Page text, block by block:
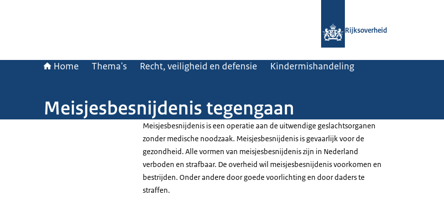
Rijksoverheid
Home Thema's Recht, veiligheid en defensie Kindermishandeling
Meisjesbesnijdenis tegengaan
Meisjesbesnijdenis is een operatie aan de uitwendige geslachtsorganen
zonder medische noodzaak. Meisjesbesnijdenis is gevaarlijk voor de
gezondheid. Alle vormen van meisjesbesnijdenis zijn in Nederland
verboden en strafbaar. De overheid wil meisjesbesnijdenis voorkomen en
bestrijden. Onder andere door goede voorlichting en door daders te
straffen.